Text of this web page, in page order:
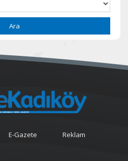
Ara
E-Gazete Reklam